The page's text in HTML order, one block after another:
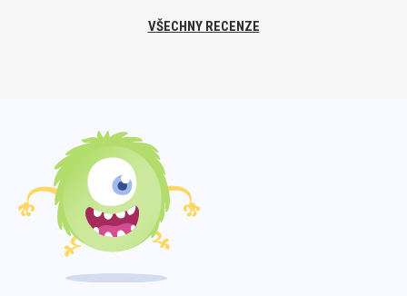
VŠECHNY RECENZE